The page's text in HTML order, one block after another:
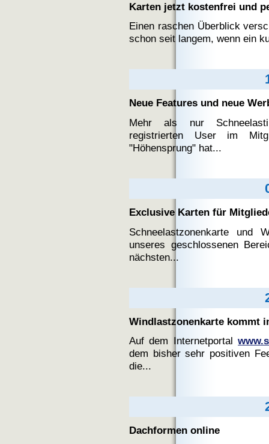
Karten jetzt kostenfrei und
Einen raschen Überblick
schon seit langem, wenn ein
Neue Features und neue
Mehr als nur
registrierten User im
"Höhensprung" hat...
Exclusive Karten für
Schneelastzonenkarte und
unseres geschlossenen
nächsten...
Windlastzonenkarte kommt
Auf dem Internetportal
dem bisher sehr positiven
die...
Dachformen online